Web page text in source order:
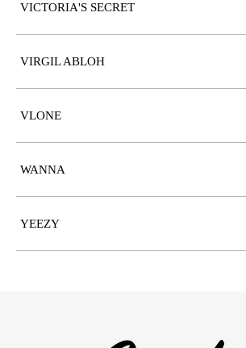
VICTORIA'S SECRET
VIRGIL ABLOH
VLONE
WANNA
YEEZY